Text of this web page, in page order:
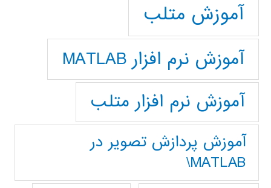
آموزش متلب
آموزش نرم افزار MATLAB
آموزش نرم افزار متلب
آموزش پردازش تصوير در
MATLAB\